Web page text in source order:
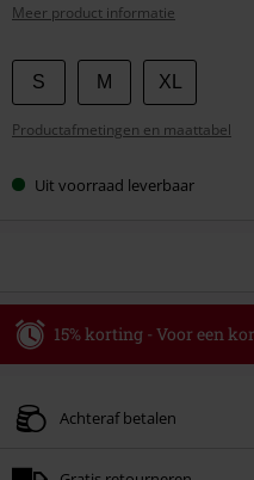
Meer product informatie
Kies
je
maat
S M XL
Productafmetingen en maattabel
Uit voorraad leverbaar
15% korting - Voor een
Geldig t/m 09-08-2026
Achteraf betalen